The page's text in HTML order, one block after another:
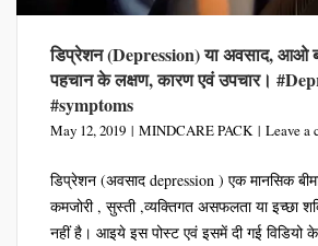
डिप्रेशन (Depression) या अवसाद, आओ
पहचान के लक्षण, कारण एवं उपचार।
#symptoms
May 12, 2019 MINDCARE PACK Leave a
डिप्रेशन (अवसाद depression ) एक मानसिक
कमजोरी , सुस्ती ,व्यक्तिगत असफलता या इच्छा
नहीं है। आइये इस पोस्ट एवं इसमें दी गई विडियो